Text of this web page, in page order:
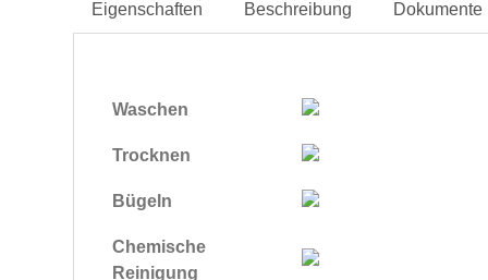
Eigenschaften Beschreibung Dokumente
Waschen
Trocknen
Bügeln
Chemische
Reinigung